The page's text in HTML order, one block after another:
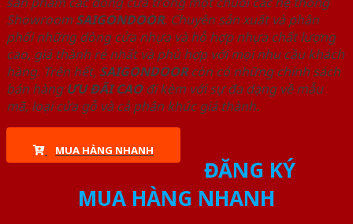
Showroom SAIGONDOOR. Chuyên sản xuất và phân
phối những dòng cửa nhựa và hỗ hợp nhựa chất lượng
cao, giá thành rẻ nhất và phù hợp với mọi nhu cầu khách
hàng. Trên hết, SAIGONDOORcòn có những chính sách
bán hàng ƯU ĐÃI CAOđi kèm với sự đa dạng về mẫu
mã, loại cửa gỗ và cả phân khúc giá thành.
MUA HÀNG NHANH
ĐĂNG KÝ
MUA HÀNG NHANH